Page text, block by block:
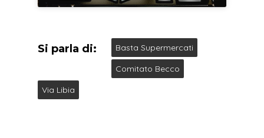
Si parla di:
Basta Supermercati
Comitato Becco
Via Libia